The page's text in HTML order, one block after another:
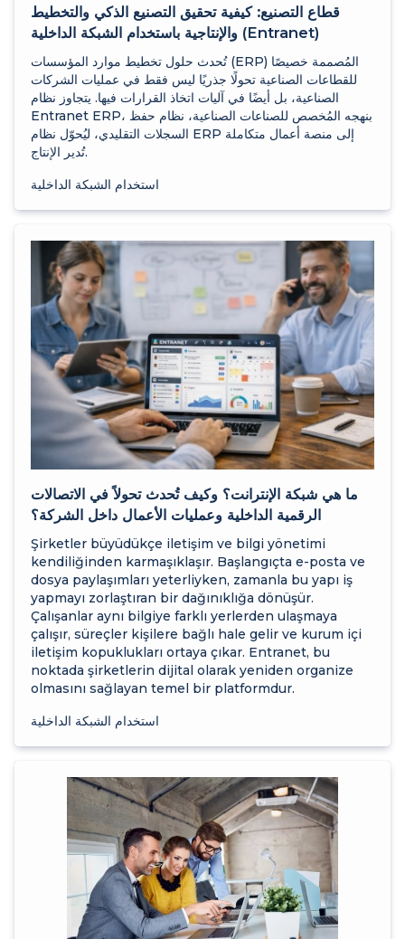
قطاع التصنيع: كيفية تحقيق التصنيع الذكي والتخطيط
والإنتاجية باستخدام الشبكة الداخلية (Entranet)
تُحدث حلول تخطيط موارد المؤسسات (ERP) المُصممة خصيصًا
للقطاعات الصناعية تحولًا جذريًا ليس فقط في عمليات الشركات
الصناعية، بل أيضًا في آليات اتخاذ القرارات فيها. يتجاوز نظام
Entranet ERP، بنهجه المُخصص للصناعات الصناعية، نظام حفظ
السجلات التقليدي، ليُحوّل نظام ERP إلى منصة أعمال متكاملة
تُدير الإنتاج.
استخدام الشبكة الداخلية
ما هي شبكة الإنترانت؟ وكيف تُحدث تحولاً في الاتصالات
الرقمية الداخلية وعمليات الأعمال داخل الشركة؟
Şirketler büyüdükçe iletişim ve bilgi yönetimi
kendiliğinden karmaşıklaşır. Başlangıçta e-posta ve
dosya paylaşımları yeterliyken, zamanla bu yapı iş
yapmayı zorlaştıran bir dağınıklığa dönüşür.
Çalışanlar aynı bilgiye farklı yerlerden ulaşmaya
çalışır, süreçler kişilere bağlı hale gelir ve kurum içi
iletişim kopuklukları ortaya çıkar. Entranet, bu
noktada şirketlerin dijital olarak yeniden organize
olmasını sağlayan temel bir platformdur.
استخدام الشبكة الداخلية